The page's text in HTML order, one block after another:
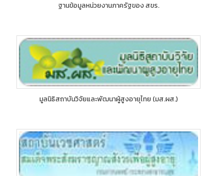
ฐานข้อมูลหน่วยงานภาครัฐของ สขร.
มูลนิธิสถาบันวิจัยและพัฒนาผู้สูงอายุไทย (มส.ผส.)